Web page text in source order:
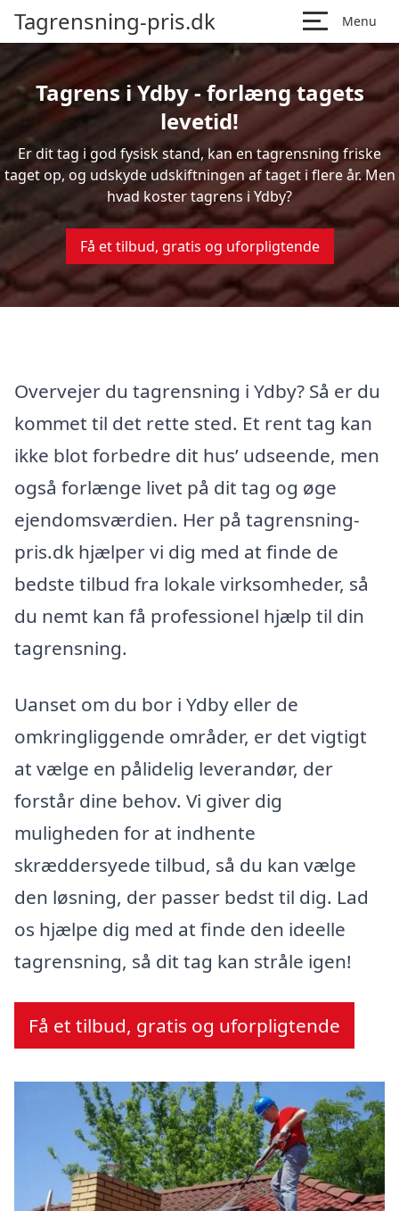
Tagrensning-pris.dk Menu
Tagrens i Ydby - forlæng tagets
levetid!
Er dit tag i god fysisk stand, kan en tagrensning friske
taget op, og udskyde udskiftningen af taget i flere år. Men
hvad koster tagrens i Ydby?
Få et tilbud, gratis og uforpligtende
Overvejer du tagrensning i Ydby? Så er du
kommet til det rette sted. Et rent tag kan
ikke blot forbedre dit hus’ udseende, men
også forlænge livet på dit tag og øge
ejendomsværdien. Her på tagrensning-
pris.dk hjælper vi dig med at finde de
bedste tilbud fra lokale virksomheder, så
du nemt kan få professionel hjælp til din
tagrensning.
Uanset om du bor i Ydby eller de
omkringliggende områder, er det vigtigt
at vælge en pålidelig leverandør, der
forstår dine behov. Vi giver dig
muligheden for at indhente
skræddersyede tilbud, så du kan vælge
den løsning, der passer bedst til dig. Lad
os hjælpe dig med at finde den ideelle
tagrensning, så dit tag kan stråle igen!
Få et tilbud, gratis og uforpligtende